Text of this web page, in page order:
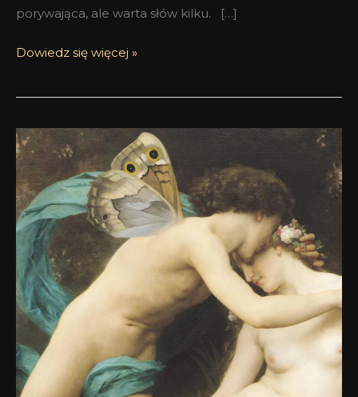
porywająca, ale warta słów kilku. […]
Dowiedz się więcej »
Zapach
młodego
wiatru
–
Skiron
S4P